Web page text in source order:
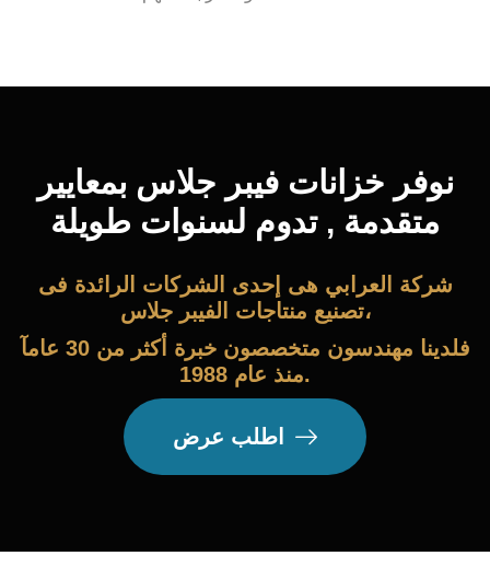
نوفر خزانات فيبر جلاس بمعايير
متقدمة , تدوم لسنوات طويلة
شركة العرابي هى إحدى الشركات الرائدة فى
تصنيع منتاجات الفيبر جلاس،
فلدينا مهندسون متخصصون خبرة أكثر من 30 عامآ
منذ عام 1988.
اطلب عرض